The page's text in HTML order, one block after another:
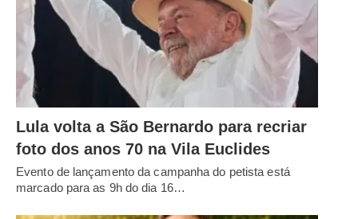
Lula volta a São Bernardo para recriar
foto dos anos 70 na Vila Euclides
Evento de lançamento da campanha do petista está
marcado para as 9h do dia 16…